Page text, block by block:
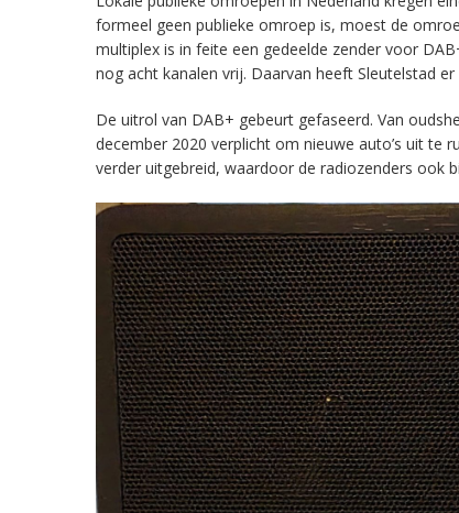
formeel geen publieke omroep is, moest de
multiplex is in feite een gedeelde zender voor
nog acht kanalen vrij. Daarvan heeft Sleutelstad
De uitrol van DAB+ gebeurt gefaseerd. Van
december 2020 verplicht om nieuwe auto’s uit te
verder uitgebreid, waardoor de radiozenders ook